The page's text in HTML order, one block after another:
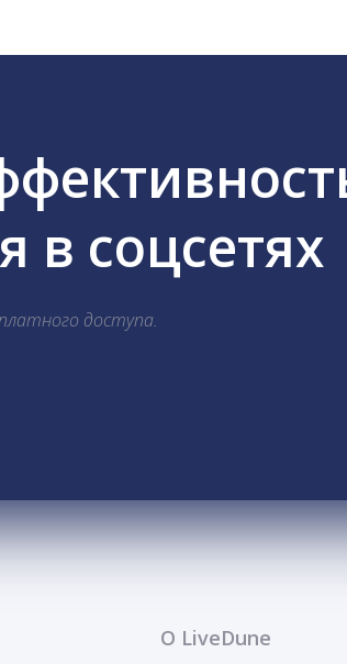
в соцсетях
доступа.
О LiveDune